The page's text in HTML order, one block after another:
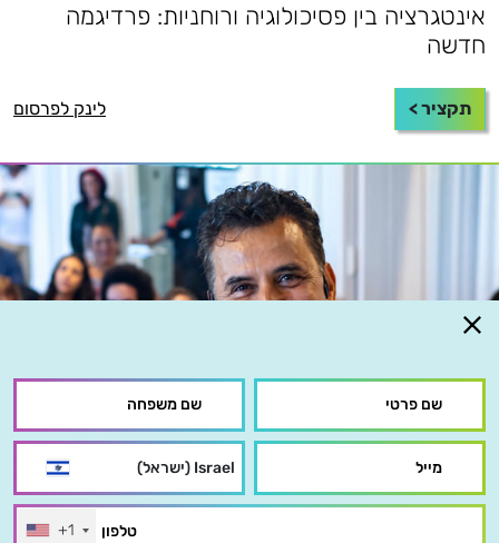
אינטגרציה בין פסיכולוגיה ורוחניות: פרדיגמה
חדשה
תקציר > לינק לפרסום
+1